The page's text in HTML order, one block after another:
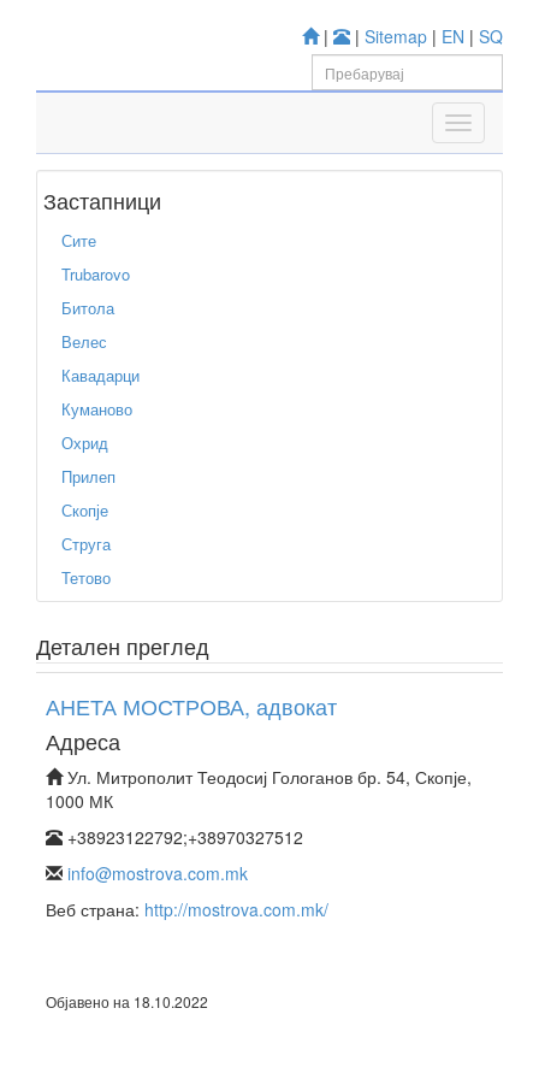
| | Sitemap | EN | SQ
Застапници
Сите
Trubarovo
Битола
Велес
Кавадарци
Куманово
Охрид
Прилеп
Скопје
Струга
Тетово
Детален преглед
АНЕТА МОСТРОВА, адвокат
Адреса
Ул. Митрополит Теодосиј Гологанов бр. 54, Скопје,
1000 МК
+38923122792;+38970327512
info@mostrova.com.mk
Веб страна: http://mostrova.com.mk/
Објавено на 18.10.2022